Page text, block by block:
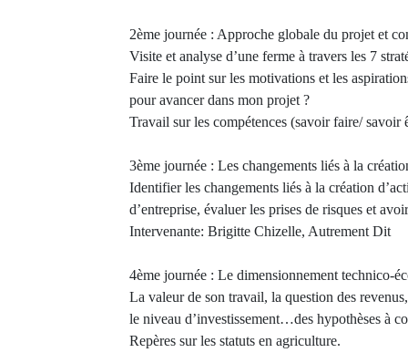
2ème journée : Approche globale du projet et
Visite et analyse d’une ferme à travers les 7
Faire le point sur les motivations et les
pour avancer dans mon projet ?
Travail sur les compétences (savoir faire/ savoir
3ème journée : Les changements liés à la
Identifier les changements liés à la création
d’entreprise, évaluer les prises de risques et
Intervenante: Brigitte Chizelle, Autrement Dit
4ème journée : Le dimensionnement technico-
La valeur de son travail, la question des
le niveau d’investissement…des hypothèses à
Repères sur les statuts en agriculture.